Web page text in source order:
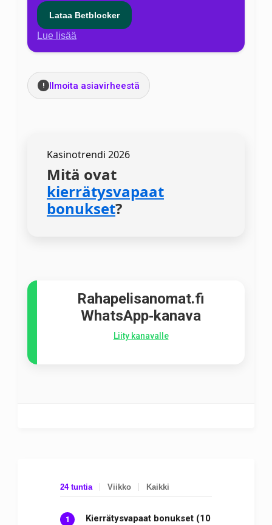
Lataa Betblocker
Lue lisää
! Ilmoita asiavirheestä
Kasinotrendi 2026
Mitä ovat
kierrätysvapaat
bonukset?
Rahapelisanomat.fi
WhatsApp‑kanava
Liity kanavalle
24 tuntia Viikko Kaikki
Kierrätysvapaat bonukset (10